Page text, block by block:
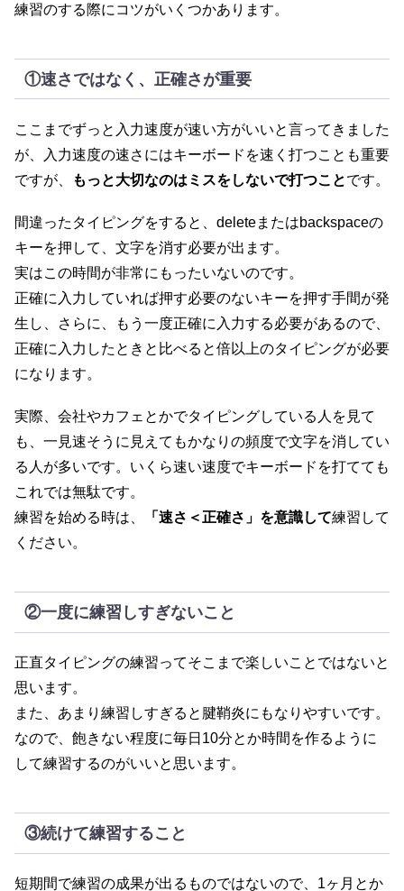
練習のする際にコツがいくつかあります。
①速さではなく、正確さが重要
ここまでずっと入力速度が速い方がいいと言ってきました
が、入力速度の速さにはキーボードを速く打つことも重要
ですが、
もっと大切なのはミスをしないで打つことです。
間違ったタイピングをすると、deleteまたはbackspaceの
キーを押して、文字を消す必要が出ます。
実はこの時間が非常にもったいないのです。
正確に入力していれば押す必要のないキーを押す手間が発
生し、さらに、もう一度正確に入力する必要があるので、
正確に入力したときと比べると倍以上のタイピングが必要
になります。
実際、会社やカフェとかでタイピングしている人を見て
も、一見速そうに見えてもかなりの頻度で文字を消してい
る人が多いです。いくら速い速度でキーボードを打てても
これでは無駄です。
練習を始める時は、
「速さ＜正確さ」を意識して練習して
ください。
②一度に練習しすぎないこと
正直タイピングの練習ってそこまで楽しいことではないと
思います。
また、あまり練習しすぎると腱鞘炎にもなりやすいです。
なので、飽きない程度に毎日10分とか時間を作るように
して練習するのがいいと思います。
③続けて練習すること
短期間で練習の成果が出るものではないので、1ヶ月とか